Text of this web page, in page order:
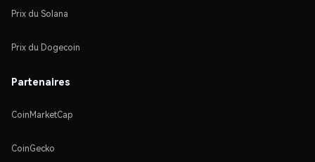
Prix du Solana
Prix du Dogecoin
Partenaires
CoinMarketCap
CoinGecko